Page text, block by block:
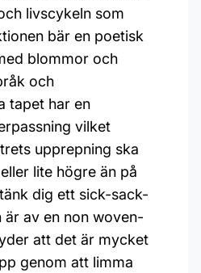
livscykeln som
bär en poetisk
blommor och
och
tapet har en
vilket
upprepning ska
lite högre än på
dig ett sick-sack-
är av en non woven-
att det är mycket
genom att limma